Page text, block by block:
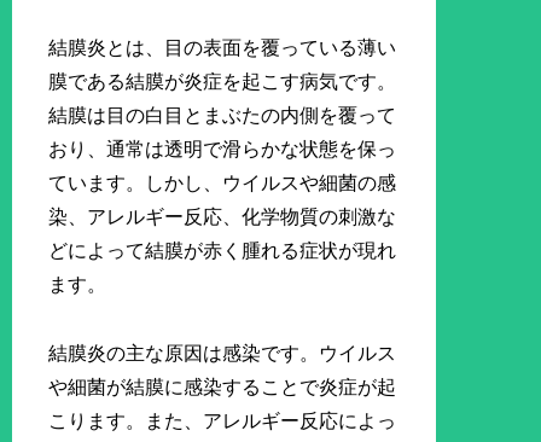
結膜炎とは、目の表面を覆っている薄い
膜である結膜が炎症を起こす病気です。
結膜は目の白目とまぶたの内側を覆って
おり、通常は透明で滑らかな状態を保っ
ています。しかし、ウイルスや細菌の感
染、アレルギー反応、化学物質の刺激な
どによって結膜が赤く腫れる症状が現れ
ます。
結膜炎の主な原因は感染です。ウイルス
や細菌が結膜に感染することで炎症が起
こります。また、アレルギー反応によっ